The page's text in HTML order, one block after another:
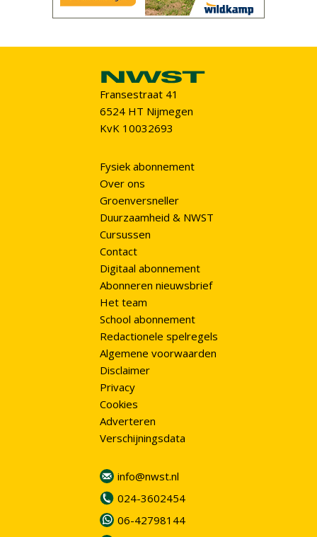
Fransestraat 41
6524 HT Nijmegen
KvK 10032693
Fysiek abonnement
Over ons
Groenversneller
Duurzaamheid & NWST
Cursussen
Contact
Digitaal abonnement
Abonneren nieuwsbrief
Het team
School abonnement
Redactionele spelregels
Algemene voorwaarden
Disclaimer
Privacy
Cookies
Adverteren
Verschijningsdata
info@nwst.nl
024-3602454
06-42798144